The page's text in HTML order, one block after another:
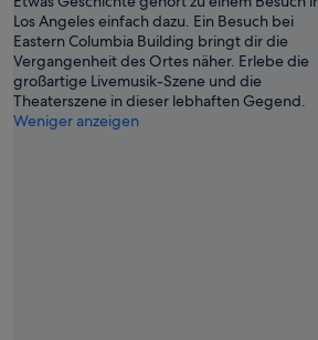
Los Angeles einfach dazu. Ein Besuch bei
Eastern Columbia Building bringt dir die
Vergangenheit des Ortes näher. Erlebe die
großartige Livemusik-Szene und die
Theaterszene in dieser lebhaften Gegend.
Weniger anzeigen